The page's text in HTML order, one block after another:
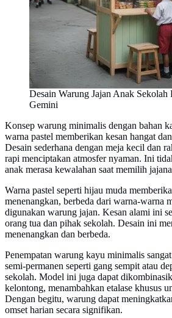
Desain Warung Jajan Anak Sekolah
Gemini
Konsep warung minimalis dengan bahan
warna pastel memberikan kesan hangat
Desain sederhana dengan meja kecil dan
rapi menciptakan atmosfer nyaman. Ini
anak merasa kewalahan saat memilih
Warna pastel seperti hijau muda
menenangkan, berbeda dari warna-warna
digunakan warung jajan. Kesan alami ini
orang tua dan pihak sekolah. Desain ini
menenangkan dan berbeda.
Penempatan warung kayu minimalis
semi-permanen seperti gang sempit atau
sekolah. Model ini juga dapat
kelontong, menambahkan etalase khusus
Dengan begitu, warung dapat
omset harian secara signifikan.